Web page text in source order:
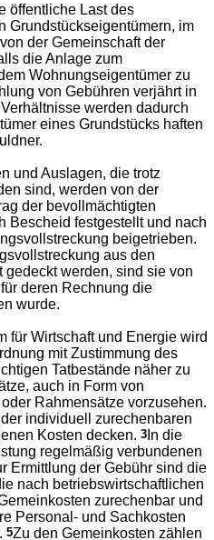
öffentliche Last des
Grundstückseigentümern, im
der Gemeinschaft der
die Anlage zum
Wohnungseigentümer zu
von Gebühren verjährt in
werden dadurch
eines Grundstücks haften
und Auslagen, die trotz
sind, werden von der
der bevollmächtigten
Bescheid festgestellt und nach
beigetrieben.
aus den
werden, sind sie von
deren Rechnung die
wurde.
für Wirtschaft und Energie wird
mit Zustimmung des
Tatbestände näher zu
auch in Form von
Rahmensätze vorzusehen.
individuell zurechenbaren
Kosten decken.3 In die
regelmäßig verbundenen
Ermittlung der Gebühr sind die
nach betriebswirtschaftlichen
zurechenbar und
Personal- und Sachkosten
5Zu den Gemeinkosten zählen